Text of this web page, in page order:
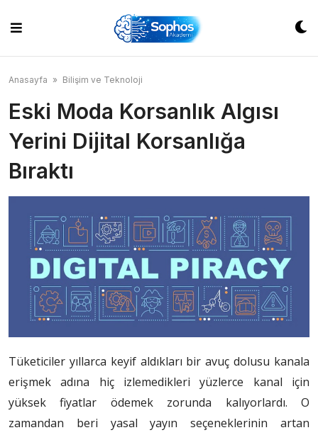
content
Anasayfa » Bilişim ve Teknoloji
Eski Moda Korsanlık Algısı
Yerini Dijital Korsanlığa
Bıraktı
Tüketiciler yıllarca keyif aldıkları bir avuç dolusu kanala
erişmek adına hiç izlemedikleri yüzlerce kanal için
yüksek fiyatlar ödemek zorunda kalıyorlardı. O
zamandan beri yasal yayın seçeneklerinin artan